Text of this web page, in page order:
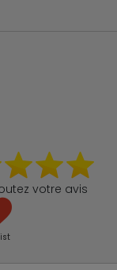
votre avis